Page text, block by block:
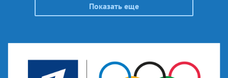
Показать еще